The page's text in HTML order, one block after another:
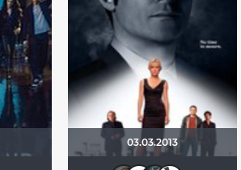
03.03.2013